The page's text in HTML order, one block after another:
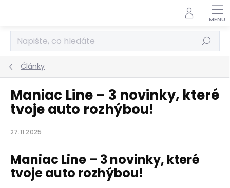
Hledat
Články
Maniac Line – 3 novinky, které
tvoje auto rozhýbou!
27.11.2025
Maniac Line – 3 novinky, které
tvoje auto rozhýbou!